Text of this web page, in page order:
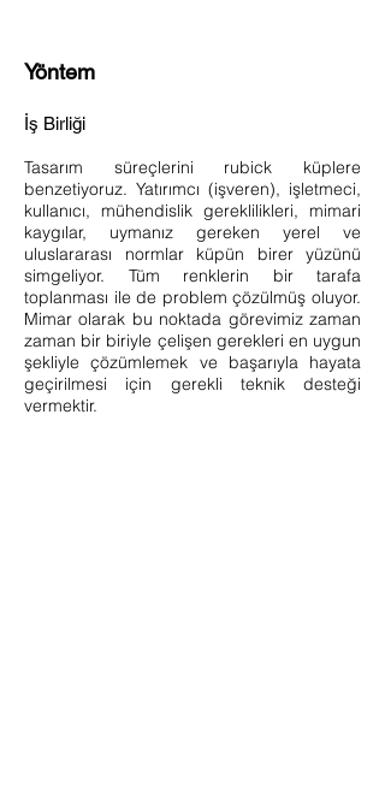
Yöntem
İş Birliği
Tasarım süreçlerini rubick küplere
benzetiyoruz. Yatırımcı (işveren), işletmeci,
kullanıcı, mühendislik gereklilikleri, mimari
kaygılar, uymanız gereken yerel ve
uluslararası normlar küpün birer yüzünü
simgeliyor. Tüm renklerin bir tarafa
toplanması ile de problem çözülmüş oluyor.
Mimar olarak bu noktada görevimiz zaman
zaman bir biriyle çelişen gerekleri en uygun
şekliyle çözümlemek ve başarıyla hayata
geçirilmesi için gerekli teknik desteği
vermektir.